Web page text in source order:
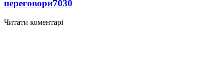
переговори7030
Читати коментарі